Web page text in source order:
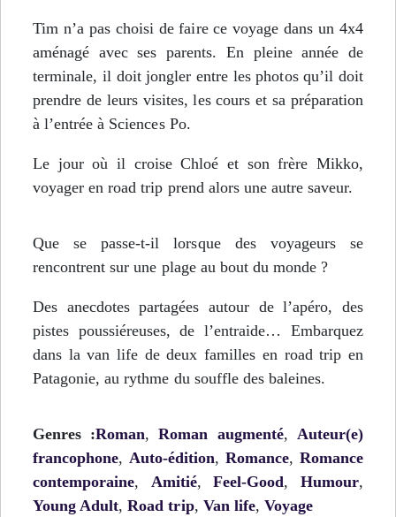
Tim n’a pas choisi de faire ce voyage dans un 4x4
aménagé avec ses parents. En pleine année de
terminale, il doit jongler entre les photos qu’il doit
prendre de leurs visites, les cours et sa préparation
à l’entrée à Sciences Po.
Le jour où il croise Chloé et son frère Mikko,
voyager en road trip prend alors une autre saveur.
Que se passe-t-il lorsque des voyageurs se
rencontrent sur une plage au bout du monde ?
Des anecdotes partagées autour de l’apéro, des
pistes poussiéreuses, de l’entraide… Embarquez
dans la van life de deux familles en road trip en
Patagonie, au rythme du souffle des baleines.
Genres :Roman,Roman augmenté, Auteur(e)
francophone, Auto-édition, Romance, Romance
contemporaine, Amitié,Feel-Good, Humour,
Young Adult,Road trip, Van life, Voyage